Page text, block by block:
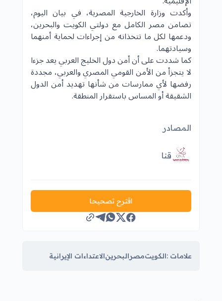
وأكدت وزارة الخارجية المصرية، في بيان اليوم،
تضامن مصر الكامل مع دولتي الكويت والبحرين،
ودعمها لكل ما تتخذانه من إجراءات لحماية أمنهما
وسيادتهما.
كما شددت على أن أمن دول الخليج العربي يعد جزءا
لا يتجزأ من الأمن القومي المصري والعربي، مجددة
رفضها لأي ممارسات من شأنها تهديد أمن الدول
الشقيقة أو المساس باستقرار المنطقة.
المصادر
قنا
اقترح تصحيحا
علامات :الكويتمصرالبحرينالاعتداءات الإيرانية